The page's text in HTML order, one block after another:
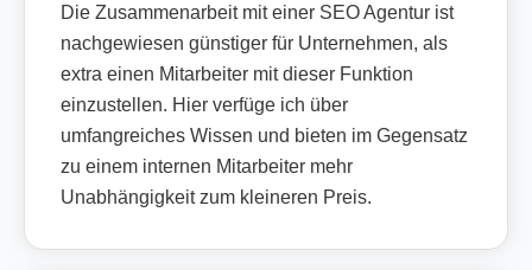
Die Zusammenarbeit mit einer SEO Agentur ist
nachgewiesen günstiger für Unternehmen, als
extra einen Mitarbeiter mit dieser Funktion
einzustellen. Hier verfüge ich über
umfangreiches Wissen und bieten im Gegensatz
zu einem internen Mitarbeiter mehr
Unabhängigkeit zum kleineren Preis.